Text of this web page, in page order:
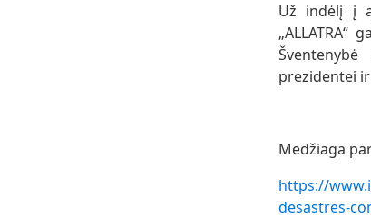
Už indėlį į
„ALLATRA“
prezidentei
Medžiaga
https://
desastres-